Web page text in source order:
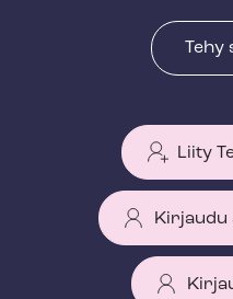
Tehy
Liity
Kirjaudu